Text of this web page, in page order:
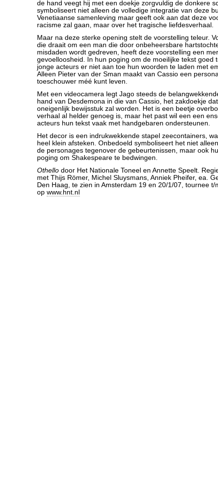
de hand veegt hij met een doekje zorgvuldig de donkere
symboliseert niet alleen de volledige integratie van deze
Venetiaanse samenleving maar geeft ook aan dat deze
racisme zal gaan, maar over het tragische liefdesverhaal.
Maar na deze sterke opening stelt de voorstelling teleur.
die draait om een man die door onbeheersbare
misdaden wordt gedreven, heeft deze voorstelling een
gevoelloosheid. In hun poging om de moeilijke tekst goed
jonge acteurs er niet aan toe hun woorden te laden met
Alleen Pieter van der Sman maakt van Cassio een
toeschouwer méé kunt leven.
Met een videocamera legt Jago steeds de
hand van Desdemona in die van Cassio, het zakdoekje
oneigenlijk bewijsstuk zal worden. Het is een beetje
verhaal al helder genoeg is, maar het past wil een een
acteurs hun tekst vaak met handgebaren ondersteunen.
Het decor is een indrukwekkende stapel zeecontainers,
heel klein afsteken. Onbedoeld symboliseert het niet
de personages tegenover de gebeurtenissen, maar ook
poging om Shakespeare te bedwingen.
Othello door Het Nationale Toneel en Annette Speelt.
met Thijs Römer, Michel Sluysmans, Anniek Pheifer, ea.
Den Haag, te zien in Amsterdam 19 en 20/1/07, tournee
op www.hnt.nl